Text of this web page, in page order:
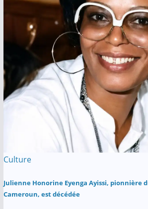
Culture
Julienne Honorine Eyenga Ayissi, pionnière
Cameroun, est décédée